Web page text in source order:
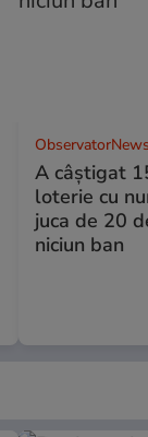
A câştigat
loterie cu
juca de 20
niciun ban